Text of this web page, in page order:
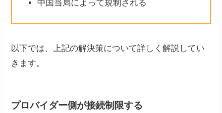
中国当局によって規制される
以下では、上記の解決策について詳しく解説してい
きます。
プロバイダー側が接続制限する